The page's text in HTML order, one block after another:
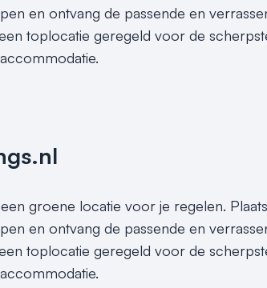
en ontvang de passende en
toplocatie geregeld voor de
groene locatie voor je regelen.
en ontvang de passende en
toplocatie geregeld voor de